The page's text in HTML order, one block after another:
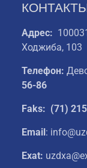
Адрес:
Ходжиба, 103
Телефон:
56-86
Faks: (71)
Email:
Exat: